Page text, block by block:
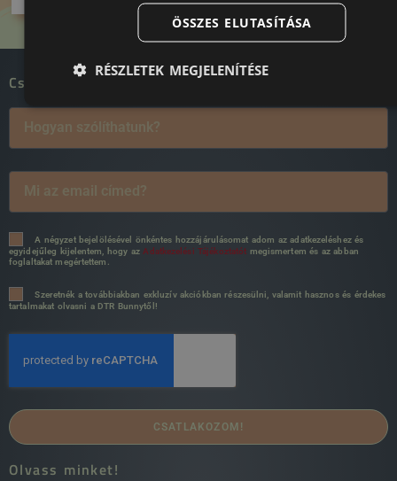
Csatlakozz a DTR nyuszitársadalomhoz!
A négyzet bejelölésével önkéntes hozzájárulásomat adom az adatkezeléshez és
egyidejűleg kijelentem, hogy az Adatkezelési Tájékoztatót megismertem és az abban
foglaltakat megértettem.
Szeretnék a továbbiakban exkluzív akciókban részesülni, valamit hasznos és érdekes
tartalmakat olvasni a DTR Bunnytől!
CSATLAKOZOM!
Olvass minket!
ÖSSZES ELUTASÍTÁSA
RÉSZLETEK MEGJELENÍTÉSE